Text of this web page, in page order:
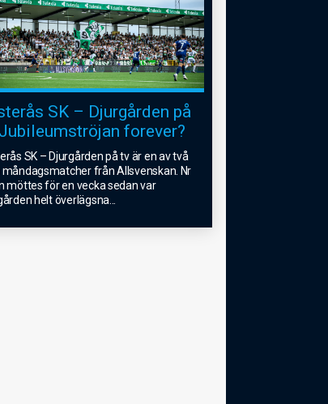
SK – Djurgården på
forever?
SK – Djurgården på tv är en av två
från Allsvenskan. Nr
möttes för en vecka sedan var
helt överlägsna